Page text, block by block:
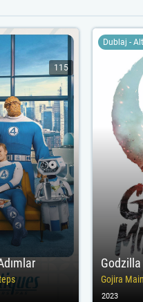
115
Gojira
Dublaj -
2023